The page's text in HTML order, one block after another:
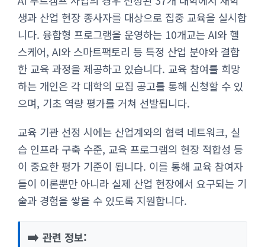
생과 산업 현장 종사자를 대상으로 집중 교육을 실시합
니다. 융합형 프로그램을 운영하는 10개교는 AI와 헬
스케어, AI와 스마트팩토리 등 특정 산업 분야와 결합
한 교육 과정을 제공하고 있습니다. 교육 참여를 희망
하는 개인은 각 대학의 모집 공고를 통해 신청할 수 있
으며, 기초 역량 평가를 거쳐 선발됩니다.
교육 기관 선정 시에는 산업계와의 협력 네트워크, 실
습 인프라 구축 수준, 교육 프로그램의 현장 적합성 등
이 중요한 평가 기준이 됩니다. 이를 통해 교육 참여자
들이 이론뿐만 아니라 실제 산업 현장에서 요구되는 기
술과 경험을 쌓을 수 있도록 지원합니다.
➡️ 관련 정보: